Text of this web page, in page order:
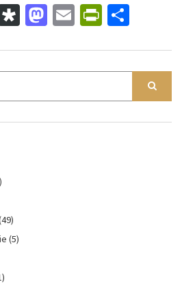
Diaspora
Mastodon
Email
(5)